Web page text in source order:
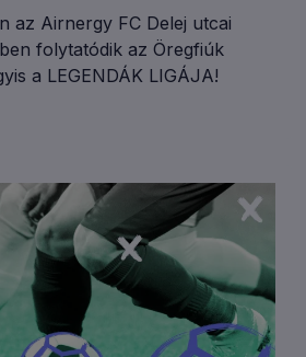
az Airnergy FC Delej utcai
folytatódik az Öregfiúk
a LEGENDÁK LIGÁJA!